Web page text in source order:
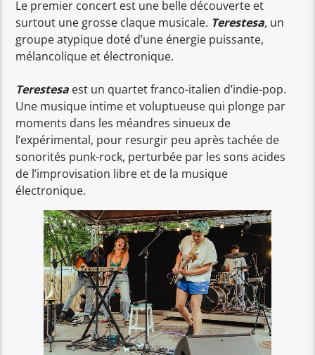
Le premier concert est une belle découverte et
surtout une grosse claque musicale. Terestesa, un
groupe atypique doté d’une énergie puissante,
mélancolique et électronique.
Terestesa est un quartet franco-italien d’indie-pop.
Une musique intime et voluptueuse qui plonge par
moments dans les méandres sinueux de
l’expérimental, pour resurgir peu après tachée de
sonorités punk-rock, perturbée par les sons acides
de l’improvisation libre et de la musique
électronique.